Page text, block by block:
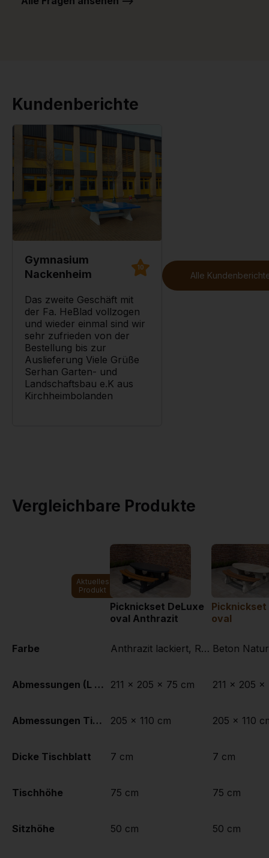
Kundenberichte
Gymnasium
Nackenheim
10
Das zweite Geschäft mit
der Fa. HeBlad vollzogen
und wieder einmal sind wir
sehr zufrieden von der
Bestellung bis zur
Auslieferung Viele Grüße
Serhan Garten- und
Landschaftsbau e.K aus
Kirchheimbolanden
Alle
Vergleichbare Produkte
Aktuelles
Produkt
Picknickset DeLuxe
oval Anthrazit
Picknickset
oval
Farbe
Abmessungen (L x B x H)
Abmessungen Tischplatte (L x B)
Dicke Tischblatt
Tischhöhe
Sitzhöhe
Anthrazit lackiert, RAL 7016
211 x 205 x 75 cm
205 x 110 cm
7 cm
75 cm
50 cm
Beton
211 x 205 x
205 x 110
7 cm
75 cm
50 cm